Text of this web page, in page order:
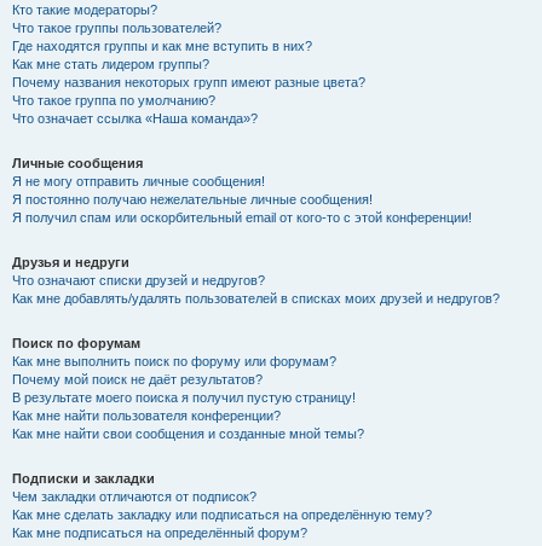
Кто такие модераторы?
Что такое группы пользователей?
Где находятся группы и как мне вступить в них?
Как мне стать лидером группы?
Почему названия некоторых групп имеют разные цвета?
Что такое группа по умолчанию?
Что означает ссылка «Наша команда»?
Личные сообщения
Я не могу отправить личные сообщения!
Я постоянно получаю нежелательные личные сообщения!
Я получил спам или оскорбительный email от кого-то с этой конференции!
Друзья и недруги
Что означают списки друзей и недругов?
Как мне добавлять/удалять пользователей в списках моих друзей и недругов?
Поиск по форумам
Как мне выполнить поиск по форуму или форумам?
Почему мой поиск не даёт результатов?
В результате моего поиска я получил пустую страницу!
Как мне найти пользователя конференции?
Как мне найти свои сообщения и созданные мной темы?
Подписки и закладки
Чем закладки отличаются от подписок?
Как мне сделать закладку или подписаться на определённую тему?
Как мне подписаться на определённый форум?